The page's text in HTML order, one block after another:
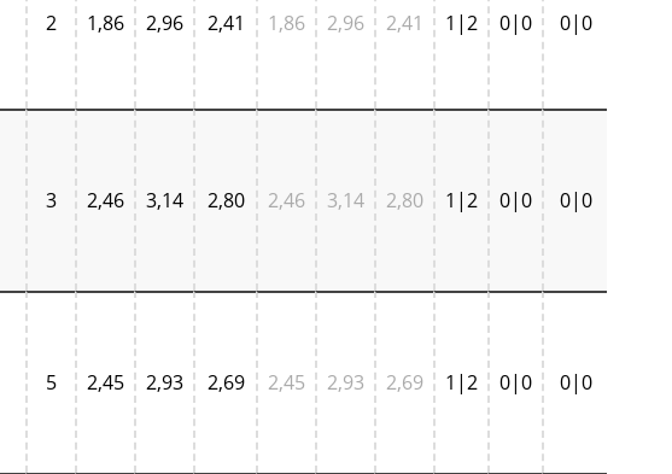
2 1,86 2,96 2,41 1,86 2,96 2,41 1|2 0|0 0|0
3 2,46 3,14 2,80 2,46 3,14 2,80 1|2 0|0 0|0
5 2,45 2,93 2,69 2,45 2,93 2,69 1|2 0|0 0|0